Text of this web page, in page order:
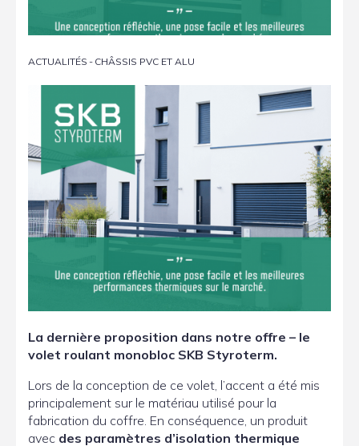
ACTUALITÉS - CHÂSSIS PVC ET ALU
La dernière proposition dans notre offre – le
volet roulant monobloc SKB Styroterm.
Lors de la conception de ce volet, l’accent a été mis
principalement sur le matériau utilisé pour la
fabrication du coffre. En conséquence, un produit
avec des paramètres d’isolation thermique